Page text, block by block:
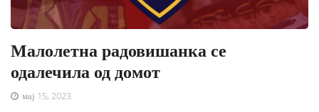
Малолетна радовишанка се
одалечила од домот
мај 15, 2023